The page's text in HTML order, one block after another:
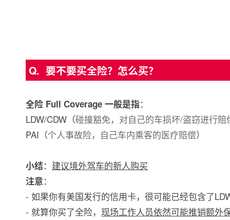
Q. 要不要买全险？怎么买？
全险 Full Coverage 一般是指：
LDW/CDW（碰撞豁免，对自己的车损坏/盗窃进行赔
PAI（个人事故险，自己车内乘客的医疗赔偿）
小结： 建议境外驾车的新人购买
注意：
- 如果你有美国发行的信用卡，很可能已经包含了
- 就算你买了全险， 现场工作人员依然可能推销额外